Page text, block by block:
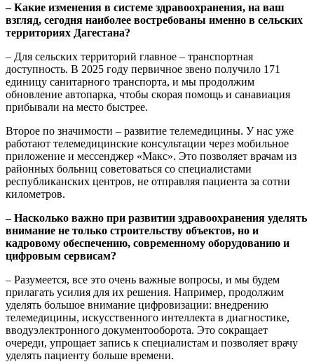
– Какие изменения в системе здравоохранения, на ваш
взгляд, сегодня наиболее востребованы именно в сельских
территориях Дагестана?
– Для сельских территорий главное – транспортная
доступность. В 2025 году первичное звено получило 171
единицу санитарного транспорта, и мы продолжим
обновление автопарка, чтобы скорая помощь и санавиация
прибывали на место быстрее.
Второе по значимости – развитие телемедицины. У нас уже
работают телемедицинские консультации через мобильное
приложение и мессенджер «Макс». Это позволяет врачам из
районных больниц советоваться со специалистами
республиканских центров, не отправляя пациента за сотни
километров.
– Насколько важно при развитии здравоохранения уделять
внимание не только строительству объектов, но и
кадровому обеспечению, современному оборудованию и
цифровым сервисам?
– Разумеется, все это очень важные вопросы, и мы будем
прилагать усилия для их решения. Например, продолжим
уделять большое внимание цифровизации: внедрению
телемедицины, искусственного интеллекта в диагностике,
вводуэлектронного документооборота. Это сокращает
очереди, упрощает запись к специалистам и позволяет врачу
уделять пациенту больше времени.